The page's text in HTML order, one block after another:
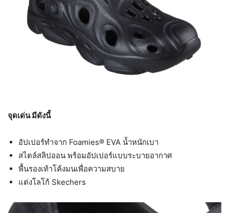
จุดเด่น มีดังนี้
อัปเปอร์ทำจาก Foamies® EVA น้ำหนักเบา
สไตล์สลิปออน พร้อมอัปเปอร์แบบระบายอากาศ
พื้นรองเท้าโค้งมนเพื่อความสบาย
แต่งโลโก้ Skechers